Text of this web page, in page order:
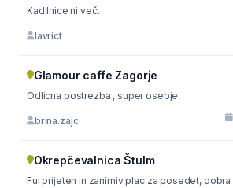
Kadilnice ni več.
lavrict
Glamour caffe Zagorje
Odlicna postrezba , super osebje!
brina.zajc
Okrepčevalnica Štulm
Ful prijeten in zanimiv plac za posedet, dobra